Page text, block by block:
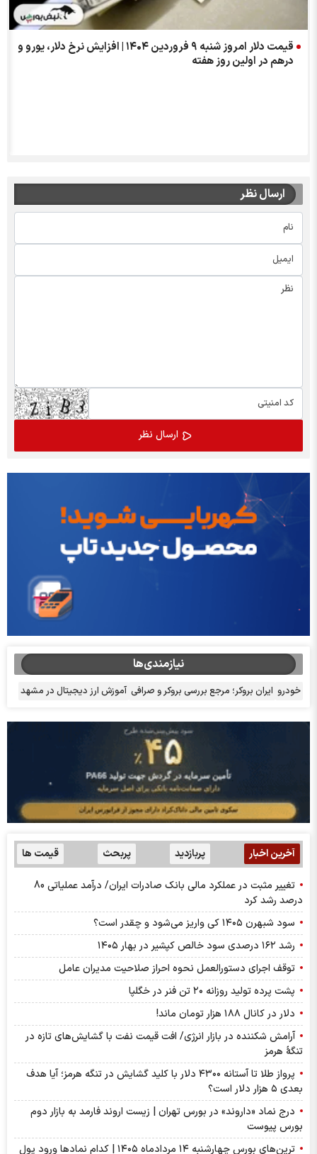
قیمت دلار امروز شنبه ۹ فروردین ۱۴۰۴ | افزایش نرخ دلار، یورو و
درهم در اولین روز هفته
ارسال نظر
نیازمندی‌ها
خودرو ایران بروکر؛ مرجع بررسی بروکر و صرافی آموزش ارز دیجیتال در مشهد
آخرین اخبار پربازدید پربحث قیمت ها
تغییر مثبت در عملکرد مالی بانک صادرات ایران/ درآمد عملیاتی 80
درصد رشد کرد
سود شبهرن ۱۴۰۵ کی واریز می‌شود و چقدر است؟
رشد ۱۶۲ درصدی سود خالص کپشیر در بهار ۱۴۰۵
توقف اجرای دستورالعمل نحوه احراز صلاحیت مدیران عامل
پشت پرده تولید روزانه ۲۰ تن فنر در خگلپا
دلار در کانال ۱۸۸ هزار تومان ماند!
آرامش شکننده در بازار انرژی/ افت قیمت نفت با گشایش‌های تازه در
تنگۀ هرمز
پرواز طلا تا آستانه ۴۳۰۰ دلار با کلید گشایش در تنگه هرمز؛ آیا هدف
بعدی ۵ هزار دلار است؟
درج نماد «داروند» در بورس تهران | زیست اروند فارمد به بازار دوم
بورس پیوست
ترین‌های بورس چهارشنبه ۱۴ مردادماه ۱۴۰۵ | کدام نماد‌ها ورود پول